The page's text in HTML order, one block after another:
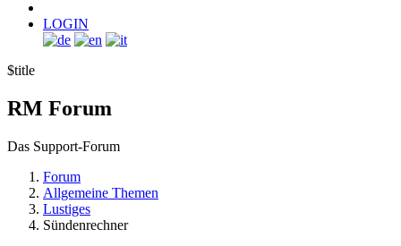
LOGIN
$title
RM Forum
Das Support-Forum
Forum
Allgemeine Themen
Lustiges
Sündenrechner